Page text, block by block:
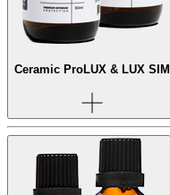
Ceramic ProLUX & LUX SIM